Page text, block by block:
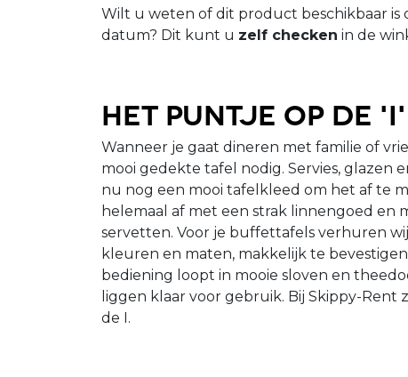
Wilt u weten of dit product beschikbaar is
datum? Dit kunt u zelf checken in de
Het puntje op de 'i'
Wanneer je gaat dineren met familie of
mooi gedekte tafel nodig. Servies, glazen
nu nog een mooi tafelkleed om het af te
helemaal af met een strak linnengoed en
servetten. Voor je buffettafels verhuren
kleuren en maten, makkelijk te
bediening loopt in mooie sloven en
liggen klaar voor gebruik. Bij Skippy-Rent
de I.